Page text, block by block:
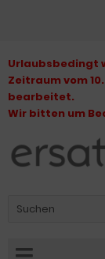
Urlaubsbedingt
Zeitraum vom
bearbeitet.
Wir bitten um